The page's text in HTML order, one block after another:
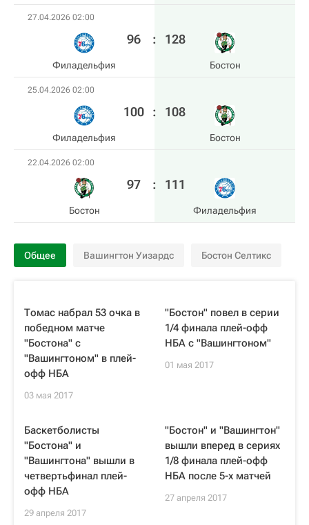
27.04.2026 02:00
Филадельфия
96 : 128
Бостон
25.04.2026 02:00
Филадельфия
100 : 108
Бостон
22.04.2026 02:00
Бостон
97 : 111
Филадельфия
Общее Вашингтон Уизардс Бостон Селтикс
Томас набрал 53 очка в
победном матче
"Бостона" с
"Вашингтоном" в плей-
офф НБА
03 мая 2017
"Бостон" повел в серии
1/4 финала плей-офф
НБА с "Вашингтоном"
01 мая 2017
Баскетболисты
"Бостона" и
"Вашингтона" вышли в
четвертьфинал плей-
офф НБА
29 апреля 2017
"Бостон" и "Вашингтон"
вышли вперед в сериях
1/8 финала плей-офф
НБА после 5-х матчей
27 апреля 2017